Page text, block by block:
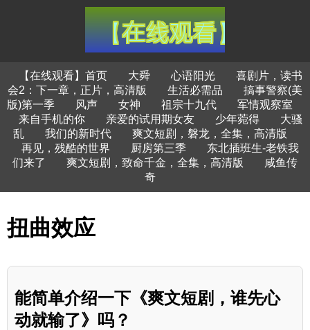
【在线观看】首页 大舜 心语阳光
喜剧片，读书
会2：下一章，正片，高清版
生活必需品
搞事警察(美
版)第一季
风声 女神 祖宗十九代
军情观察室
来自手机的你
亲爱的试用期女友 少年菀得
大骚
乱
我们的新时代
爽文短剧，磐龙，全集，高清版
再见，残酷的世界
厨房第三季
东北插班生-老铁我
们来了
爽文短剧，致命千金，全集，高清版
咸鱼传
奇
扭曲效应
能简单介绍一下《爽文短剧，谁先心
动就输了》吗？